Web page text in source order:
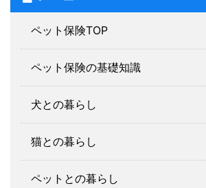
ペット保険TOP
ペット保険の基礎知識
犬との暮らし
猫との暮らし
ペットとの暮らし